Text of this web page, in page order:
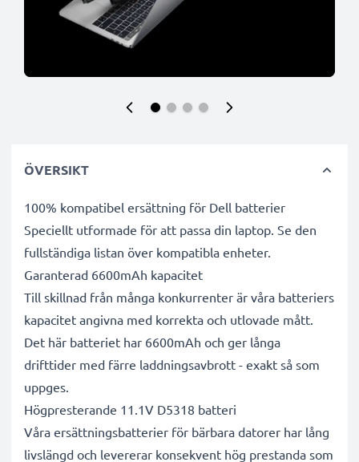
ÖVERSIKT
100% kompatibel ersättning för Dell batterier
Speciellt utformade för att passa din laptop. Se den
fullständiga listan över kompatibla enheter.
Garanterad 6600mAh kapacitet
Till skillnad från många konkurrenter är våra batteriers
kapacitet angivna med korrekta och utlovade mått.
Det här batteriet har 6600mAh och ger långa
drifttider med färre laddningsavbrott - exakt så som
uppges.
Högpresterande 11.1V D5318 batteri
Våra ersättningsbatterier för bärbara datorer har lång
livslängd och levererar konsekvent hög prestanda som